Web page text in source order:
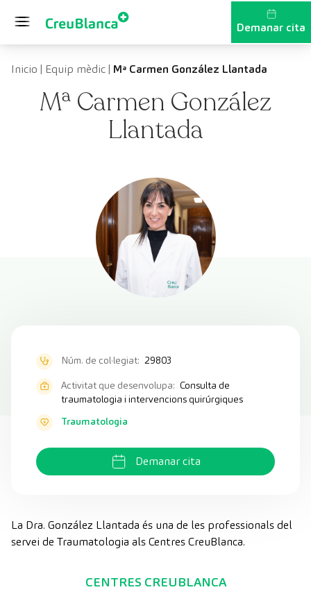
Demanar cita
Inicio | Equip mèdic| Mª Carmen González Llantada
Mª Carmen González
Llantada
Núm. de col·legiat: 29803
Activitat que desenvolupa: Consulta de
traumatologia i intervencions quirúrgiques
Traumatologia
Demanar cita
La Dra. González Llantada és una de les professionals del
servei de Traumatologia als Centres CreuBlanca.
CENTRES CREUBLANCA